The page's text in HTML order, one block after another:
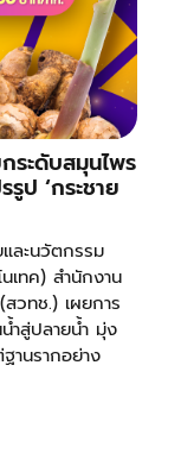
ระดับสมุนไพร
ป ‘กระชาย
ละนวัตกรรม
เทค) สำนักงาน
วทช.) เผยการ
ำสู่ปลายน้ำ มุ่ง
านรากอย่าง